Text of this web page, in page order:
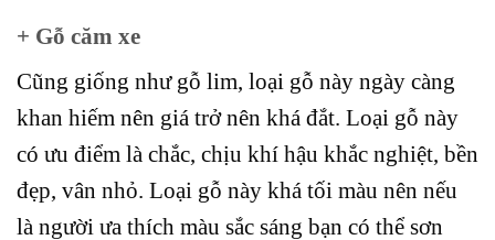
+ Gỗ căm xe
Cũng giống như gỗ lim, loại gỗ này ngày càng
khan hiếm nên giá trở nên khá đắt. Loại gỗ này
có ưu điểm là chắc, chịu khí hậu khắc nghiệt, bền
đẹp, vân nhỏ. Loại gỗ này khá tối màu nên nếu
là người ưa thích màu sắc sáng bạn có thể sơn